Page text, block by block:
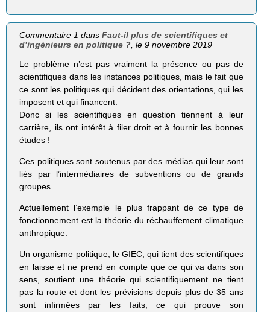
Commentaire 1 dansFaut-il plus de scientifiques et
d’ingénieurs en politique ? , le 9 novembre 2019
Le problème n’est pas vraiment la présence ou pas de
scientifiques dans les instances politiques, mais le fait que
ce sont les politiques qui décident des orientations, qui les
imposent et qui financent.
Donc si les scientifiques en question tiennent à leur
carrière, ils ont intérêt à filer droit et à fournir les bonnes
études !
Ces politiques sont soutenus par des médias qui leur sont
liés par l’intermédiaires de subventions ou de grands
groupes .
Actuellement l’exemple le plus frappant de ce type de
fonctionnement est la théorie du réchauffement climatique
anthropique.
Un organisme politique, le GIEC, qui tient des scientifiques
en laisse et ne prend en compte que ce qui va dans son
sens, soutient une théorie qui scientifiquement ne tient
pas la route et dont les prévisions depuis plus de 35 ans
sont infirmées par les faits, ce qui prouve son